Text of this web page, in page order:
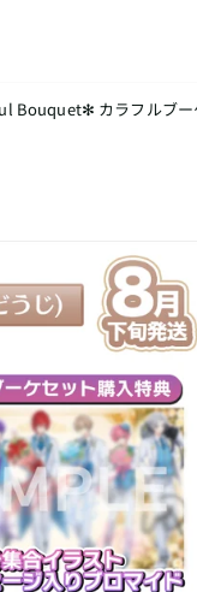
Bouquet✻ カラフルブ